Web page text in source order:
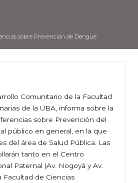
sobre Prevención de Dengue
Comunitario de la Facultad
de la UBA, informa sobre la
sobre Prevención del
público en general, en la que
del área de Salud Pública. Las
tanto en el Centro
Paternal (Av. Nogoyá y Av.
Facultad de Ciencias